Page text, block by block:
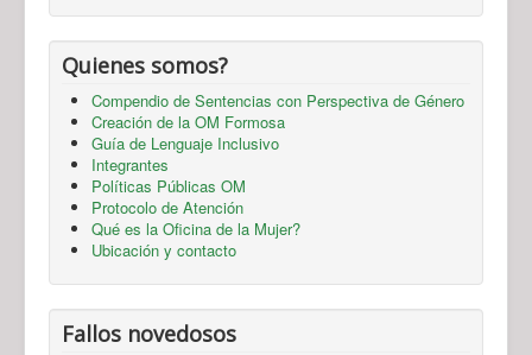
Quienes somos?
Compendio de Sentencias con Perspectiva de Género
Creación de la OM Formosa
Guía de Lenguaje Inclusivo
Integrantes
Políticas Públicas OM
Protocolo de Atención
Qué es la Oficina de la Mujer?
Ubicación y contacto
Fallos novedosos